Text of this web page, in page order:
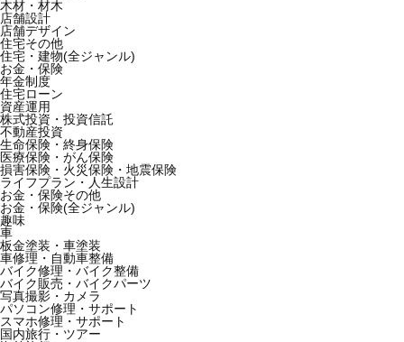
木材・材木
店舗設計
店舗デザイン
住宅その他
住宅・建物(全ジャンル)
お金・保険
年金制度
住宅ローン
資産運用
株式投資・投資信託
不動産投資
生命保険・終身保険
医療保険・がん保険
損害保険・火災保険・地震保険
ライフプラン・人生設計
お金・保険その他
お金・保険(全ジャンル)
趣味
車
板金塗装・車塗装
車修理・自動車整備
バイク修理・バイク整備
バイク販売・バイクパーツ
写真撮影・カメラ
パソコン修理・サポート
スマホ修理・サポート
国内旅行・ツアー